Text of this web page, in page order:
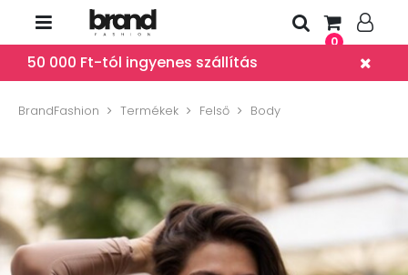
0
50 000 Ft-tól ingyenes szállítás
BrandFashion Termékek Felső Body